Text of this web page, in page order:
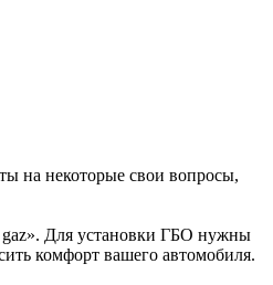
на некоторые свои вопросы,
gaz». Для установки ГБО нужны
комфорт вашего автомобиля.